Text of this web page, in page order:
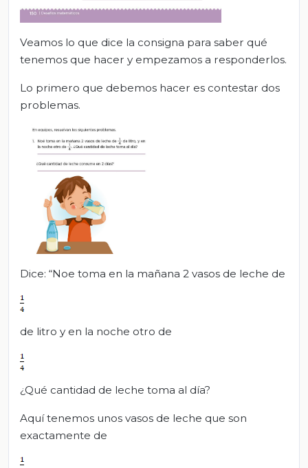
Veamos lo que dice la consigna para saber qué
tenemos que hacer y empezamos a responderlos.
Lo primero que debemos hacer es contestar dos
problemas.
Dice: “Noe toma en la mañana 2 vasos de leche de
de litro y en la noche otro de
¿Qué cantidad de leche toma al día?
Aquí tenemos unos vasos de leche que son
exactamente de